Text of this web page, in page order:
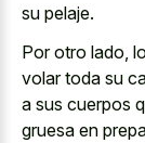
su pelaje.
Por otro lado,
volar toda su
a sus cuerpos
gruesa en